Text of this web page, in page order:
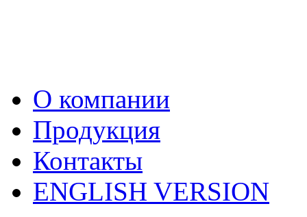
О компании
Продукция
Контакты
ENGLISH VERSION